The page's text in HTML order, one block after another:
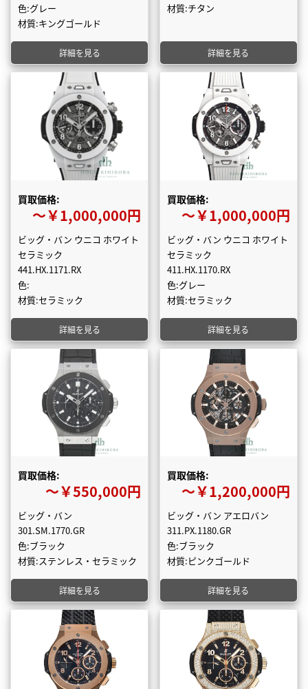
色:グレー
材質:キングゴールド
詳細を見る
材質:チタン
詳細を見る
買取価格:
〜￥1,000,000円
ビッグ・バン ウニコ ホワイト
セラミック
441.HX.1171.RX
色:
材質:セラミック
詳細を見る
買取価格:
〜￥1,000,000円
ビッグ・バン ウニコ ホワイト
セラミック
411.HX.1170.RX
色:グレー
材質:セラミック
詳細を見る
買取価格:
〜￥550,000円
ビッグ・バン
301.SM.1770.GR
色:ブラック
材質:ステンレス・セラミック
詳細を見る
買取価格:
〜￥1,200,000円
ビッグ・バン アエロバン
311.PX.1180.GR
色:ブラック
材質:ピンクゴールド
詳細を見る